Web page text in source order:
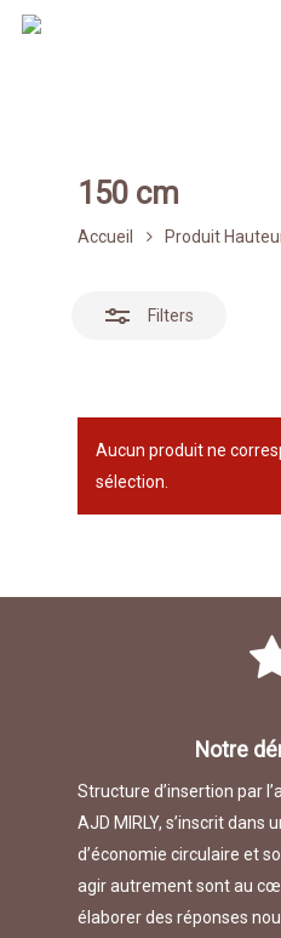
Skip
150 cm
Accueil Produit
Filters
Aucun produit ne
sélection.
Notre
Structure d’insertion par
AJD MIRLY, s’inscrit dans
d’économie circulaire et
agir autrement sont au
élaborer des réponses